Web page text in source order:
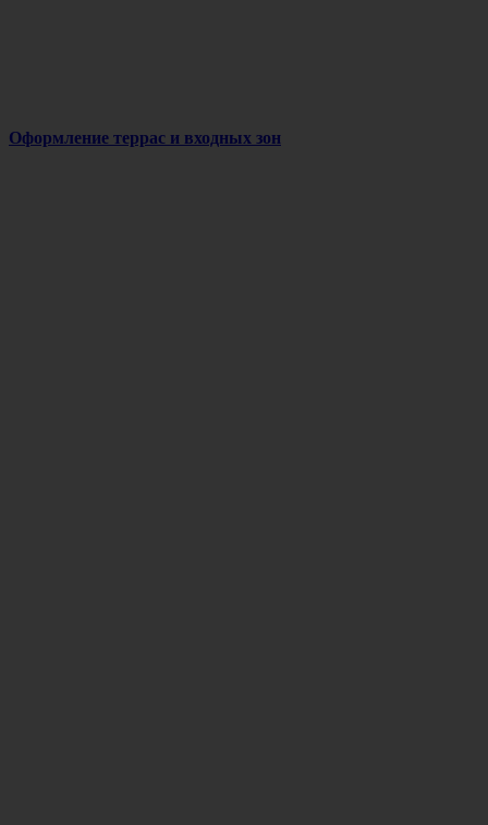
Оформление террас и входных зон